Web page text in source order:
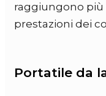
raggiungono
prestazioni dei
Portatile da